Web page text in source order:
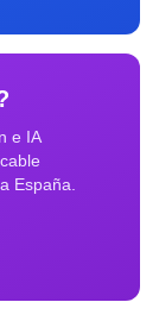
e IA
España.